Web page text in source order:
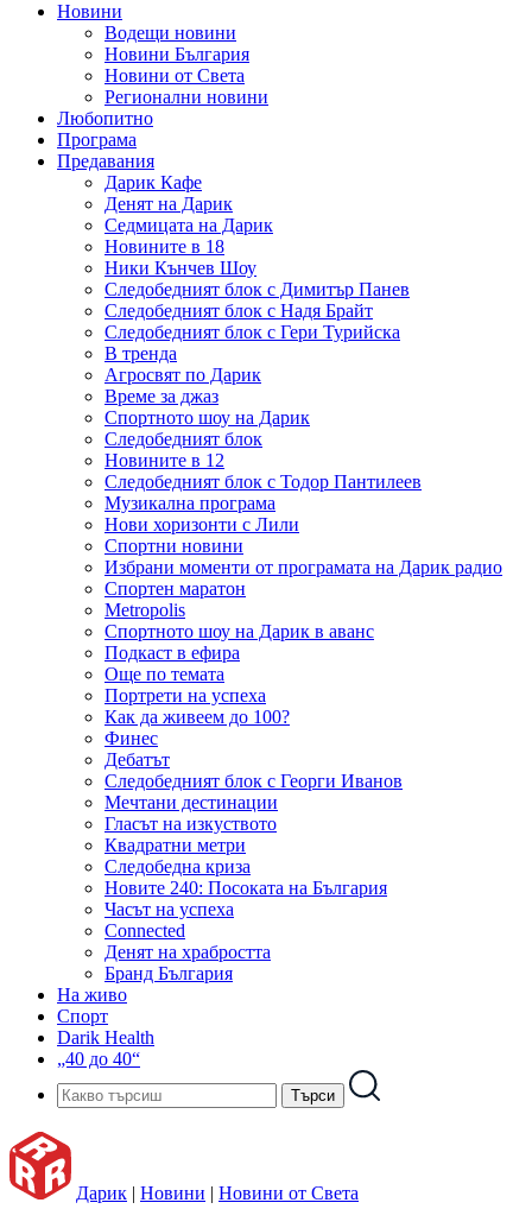
Новини
Водещи новини
Новини България
Новини от Света
Регионални новини
Любопитно
Програма
Предавания
Дарик Кафе
Денят на Дарик
Седмицата на Дарик
Новините в 18
Ники Кънчев Шоу
Следобедният блок с Димитър Панев
Следобедният блок с Надя Брайт
Следобедният блок с Гери Турийска
В тренда
Агросвят по Дарик
Време за джаз
Спортното шоу на Дарик
Следобедният блок
Новините в 12
Следобедният блок с Тодор Пантилеев
Музикална програма
Нови хоризонти с Лили
Спортни новини
Избрани моменти от програмата на Дарик радио
Спортен маратон
Metropolis
Спортното шоу на Дарик в аванс
Подкаст в ефира
Още по темата
Портрети на успеха
Как да живеем до 100?
Финес
Дебатът
Следобедният блок с Георги Иванов
Мечтани дестинации
Гласът на изкуството
Квадратни метри
Следобедна криза
Новите 240: Посоката на България
Часът на успеха
Connected
Денят на храбростта
Бранд България
На живо
Спорт
Darik Health
„40 до 40“
Дарик | Новини | Новини от Света